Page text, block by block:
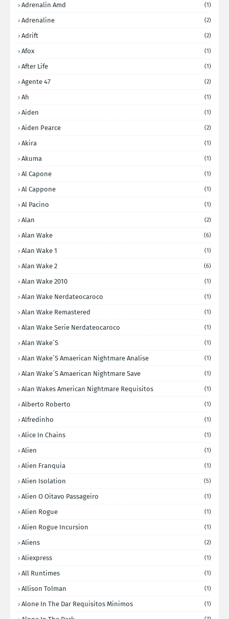
Adrenalin Amd (1)
Adrenaline (2)
Adrift (2)
Afox (1)
After Life (1)
Agente 47 (2)
Ah (1)
Aiden (1)
Aiden Pearce (2)
Akira (1)
Akuma (1)
Al Capone (1)
Al Cappone (1)
Al Pacino (1)
Alan (2)
Alan Wake (6)
Alan Wake 1 (1)
Alan Wake 2 (6)
Alan Wake 2010 (1)
Alan Wake Nerdateocaroco (1)
Alan Wake Remastered (1)
Alan Wake Serie Nerdateocaroco (1)
Alan Wake´s (1)
Alan Wake´s Amaerican Nightmare Analise (1)
Alan Wake´s Amaerican Nightmare Save (1)
Alan Wakes American Nightmare Requisitos (1)
Alberto Roberto (1)
Alfredinho (1)
Alice In Chains (1)
Alien (1)
Alien Franquia (1)
Alien Isolation (5)
Alien O Oitavo Passageiro (1)
Alien Rogue (1)
Alien Rogue Incursion (1)
Aliens (2)
Aliexpress (1)
All Runtimes (1)
Allison Tolman (1)
Alone In The Dar Requisitos Minimos (1)